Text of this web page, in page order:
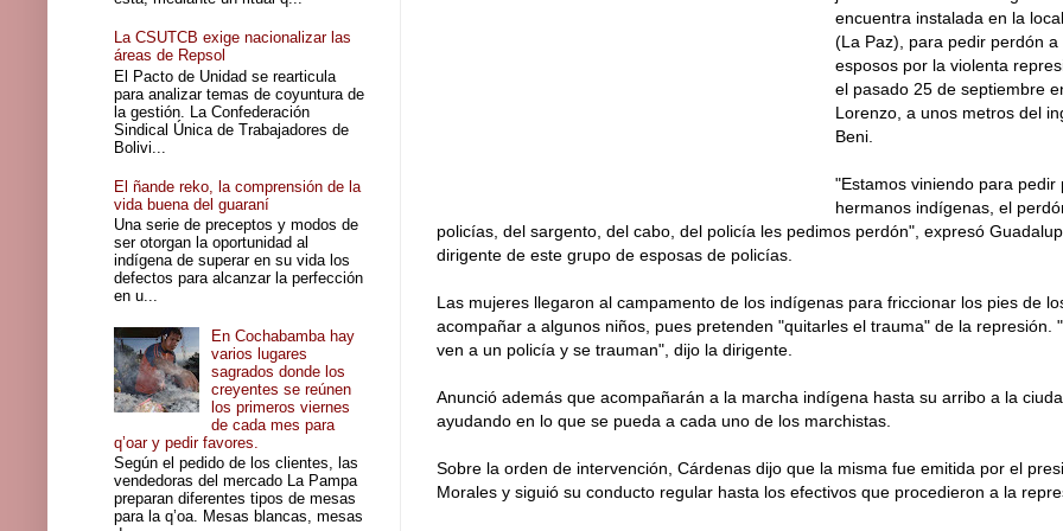
encuentra instalada en la
(La Paz), para pedir perdón
esposos por la violenta
el pasado 25 de septiembre
Lorenzo, a unos metros del
Beni.
"Estamos viniendo para pedir
hermanos indígenas, el
policías, del sargento, del cabo, del policía les pedimos perdón", expresó
dirigente de este grupo de esposas de policías.
Las mujeres llegaron al campamento de los indígenas para friccionar los pies de
acompañar a algunos niños, pues pretenden "quitarles el trauma" de la represión.
ven a un policía y se trauman", dijo la dirigente.
Anunció además que acompañarán a la marcha indígena hasta su arribo a la
ayudando en lo que se pueda a cada uno de los marchistas.
Sobre la orden de intervención, Cárdenas dijo que la misma fue emitida por el
Morales y siguió su conducto regular hasta los efectivos que procedieron a la
La CSUTCB exige nacionalizar las
áreas de Repsol
El Pacto de Unidad se rearticula
para analizar temas de coyuntura de
la gestión. La Confederación
Sindical Única de Trabajadores de
Bolivi...
El ñande reko, la comprensión de la
vida buena del guaraní
Una serie de preceptos y modos de
ser otorgan la oportunidad al
indígena de superar en su vida los
defectos para alcanzar la perfección
en u...
En Cochabamba hay
varios lugares
sagrados donde los
creyentes se reúnen
los primeros viernes
de cada mes para
q’oar y pedir favores.
Según el pedido de los clientes, las
vendedoras del mercado La Pampa
preparan diferentes tipos de mesas
para la q’oa. Mesas blancas, mesas